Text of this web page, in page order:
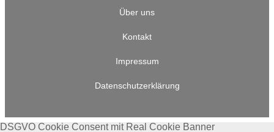
Über uns
Kontakt
Impressum
Datenschutzerklärung
DSGVO Cookie Consent mit Real Cookie Banner